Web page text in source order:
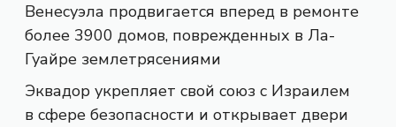
Венесуэла продвигается вперед в ремонте
более 3900 домов, поврежденных в Ла-
Гуайре землетрясениями
Эквадор укрепляет свой союз с Израилем
в сфере безопасности и открывает двери